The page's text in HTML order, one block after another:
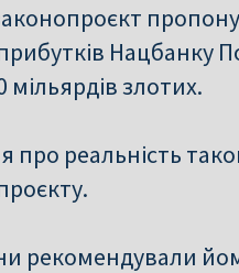
Нацбанку
мільярдів злотих.
реальність
рекомендували